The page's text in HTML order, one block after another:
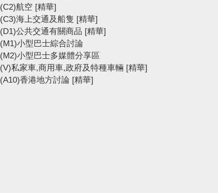
(C2)航空 [精華]
(C3)海上交通及船隻 [精華]
(D1)公共交通有關商品 [精華]
(M1)小型巴士綜合討論
(M2)小型巴士多媒體分享區
(V)私家車,商用車,政府及特種車輛 [精華]
(A10)香港地方討論 [精華]